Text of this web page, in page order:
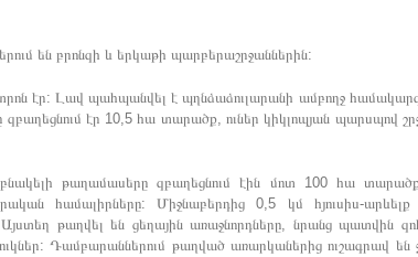
են բրոնզի և երկաթի պարբերաշրջաններին:
էր: Լավ պահպանվել է պղնձաձուլարանի ամբողջ
զբաղեցնում էր 10,5 հա տարածք, ուներ կիկլոպյան պարսպով
թաղամասերը զբաղեցնում էին մոտ 100 հա
համալիրները: Միջնաբերդից 0,5 կմ հյուսիս-
թաղվել են ցեղային առաջնորդները, նրանց պատվին
Դամբարաններում թաղված առարկաներից ուշագրավ